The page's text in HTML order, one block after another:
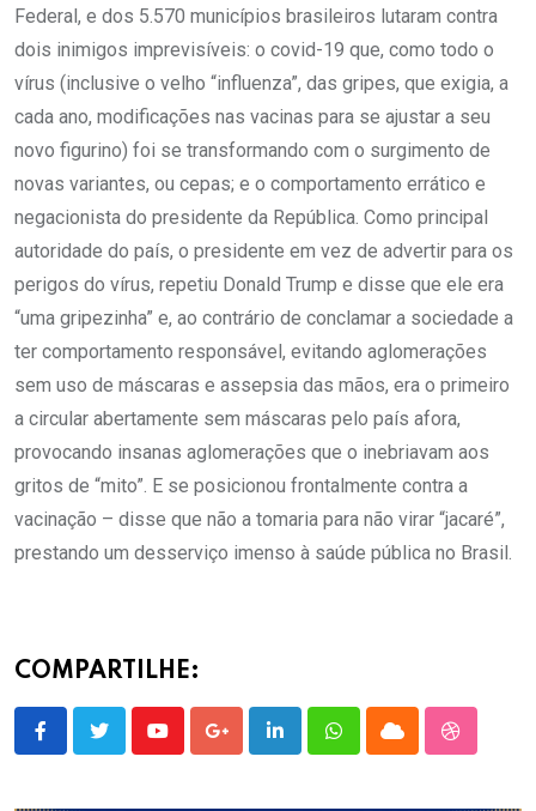
Federal, e dos 5.570 municípios brasileiros lutaram contra
dois inimigos imprevisíveis: o covid-19 que, como todo o
vírus (inclusive o velho “influenza”, das gripes, que exigia, a
cada ano, modificações nas vacinas para se ajustar a seu
novo figurino) foi se transformando com o surgimento de
novas variantes, ou cepas; e o comportamento errático e
negacionista do presidente da República. Como principal
autoridade do país, o presidente em vez de advertir para os
perigos do vírus, repetiu Donald Trump e disse que ele era
“uma gripezinha” e, ao contrário de conclamar a sociedade a
ter comportamento responsável, evitando aglomerações
sem uso de máscaras e assepsia das mãos, era o primeiro
a circular abertamente sem máscaras pelo país afora,
provocando insanas aglomerações que o inebriavam aos
gritos de “mito”. E se posicionou frontalmente contra a
vacinação – disse que não a tomaria para não virar “jacaré”,
prestando um desserviço imenso à saúde pública no Brasil.
COMPARTILHE:
YoutubeGoogle+LinkedInWhatsappCloud